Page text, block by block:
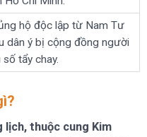
hộ độc lập từ Nam Tư
dân ý bị cộng đồng người
tẩy chay.
lịch, thuộc cung Kim